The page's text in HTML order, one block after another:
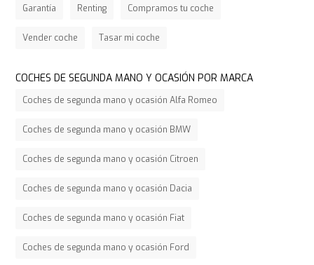
Garantía Renting Compramos tu coche
Vender coche Tasar mi coche
COCHES DE SEGUNDA MANO Y OCASIÓN POR MARCA
Coches de segunda mano y ocasión Alfa Romeo
Coches de segunda mano y ocasión BMW
Coches de segunda mano y ocasión Citroen
Coches de segunda mano y ocasión Dacia
Coches de segunda mano y ocasión Fiat
Coches de segunda mano y ocasión Ford